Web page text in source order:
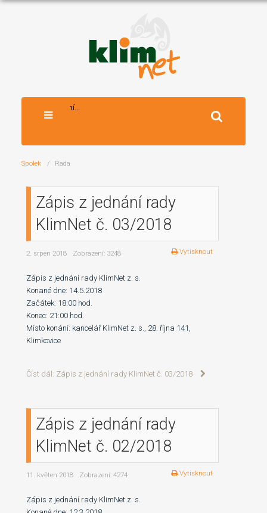
Vyhledávání...
Spolek Rada
Zápis z jednání rady
KlimNet č. 03/2018
2. srpen 2018 Zobrazení: 3248 Vytisknout
Zápis z jednání rady KlimNet z. s.
Konané dne: 14.5.2018
Začátek: 18:00 hod.
Konec: 21:00 hod.
Místo konání: kancelář KlimNet z. s., 28. října 141,
Klimkovice
Číst dál: Zápis z jednání rady KlimNet č. 03/2018
Zápis z jednání rady
KlimNet č. 02/2018
11. květen 2018 Zobrazení: 4274 Vytisknout
Zápis z jednání rady KlimNet z. s.